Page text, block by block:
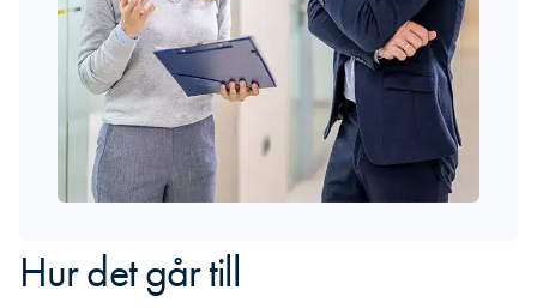
Hur det går till